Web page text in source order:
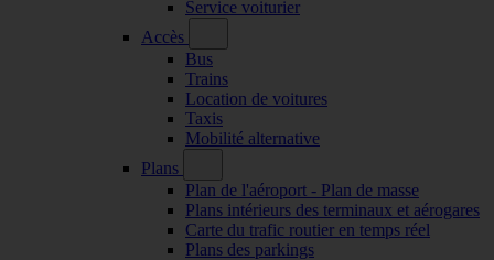
Service voiturier
Accès
Bus
Trains
Location de voitures
Taxis
Mobilité alternative
Plans
Plan de l'aéroport - Plan de masse
Plans intérieurs des terminaux et aérogares
Carte du trafic routier en temps réel
Plans des parkings